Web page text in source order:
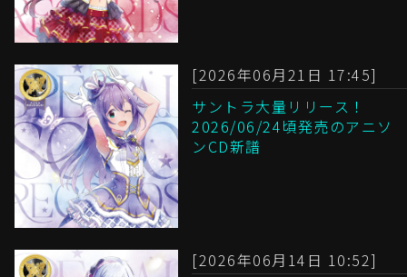
[2026年06月21日 17:45]
サントラ大量リリース！
2026/06/24頃発売のアニソ
ンCD新譜
[2026年06月14日 10:52]